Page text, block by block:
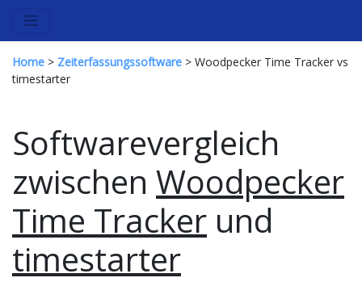
Home > Zeiterfassungssoftware > Woodpecker Time Tracker vs
timestarter
Softwarevergleich
zwischen Woodpecker
Time Tracker und
timestarter